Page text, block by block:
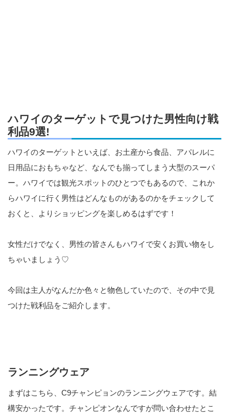
ハワイのターゲットで見つけた男性向け戦
利品9選!
ハワイのターゲットといえば、お土産から食品、アパレルに
日用品におもちゃなど、なんでも揃ってしまう大型のスーパ
ー。ハワイでは観光スポットのひとつでもあるので、これか
らハワイに行く男性はどんなものがあるのかをチェックして
おくと、よりショッピングを楽しめるはずです！
女性だけでなく、男性の皆さんもハワイで安くお買い物をし
ちゃいましょう♡
今回は主人がなんだか色々と物色していたので、その中で見
つけた戦利品をご紹介します。
ランニングウェア
まずはこちら、C9チャンピョンのランニングウェアです。結
構安かったです。チャンピオンなんですが問い合わせたとこ